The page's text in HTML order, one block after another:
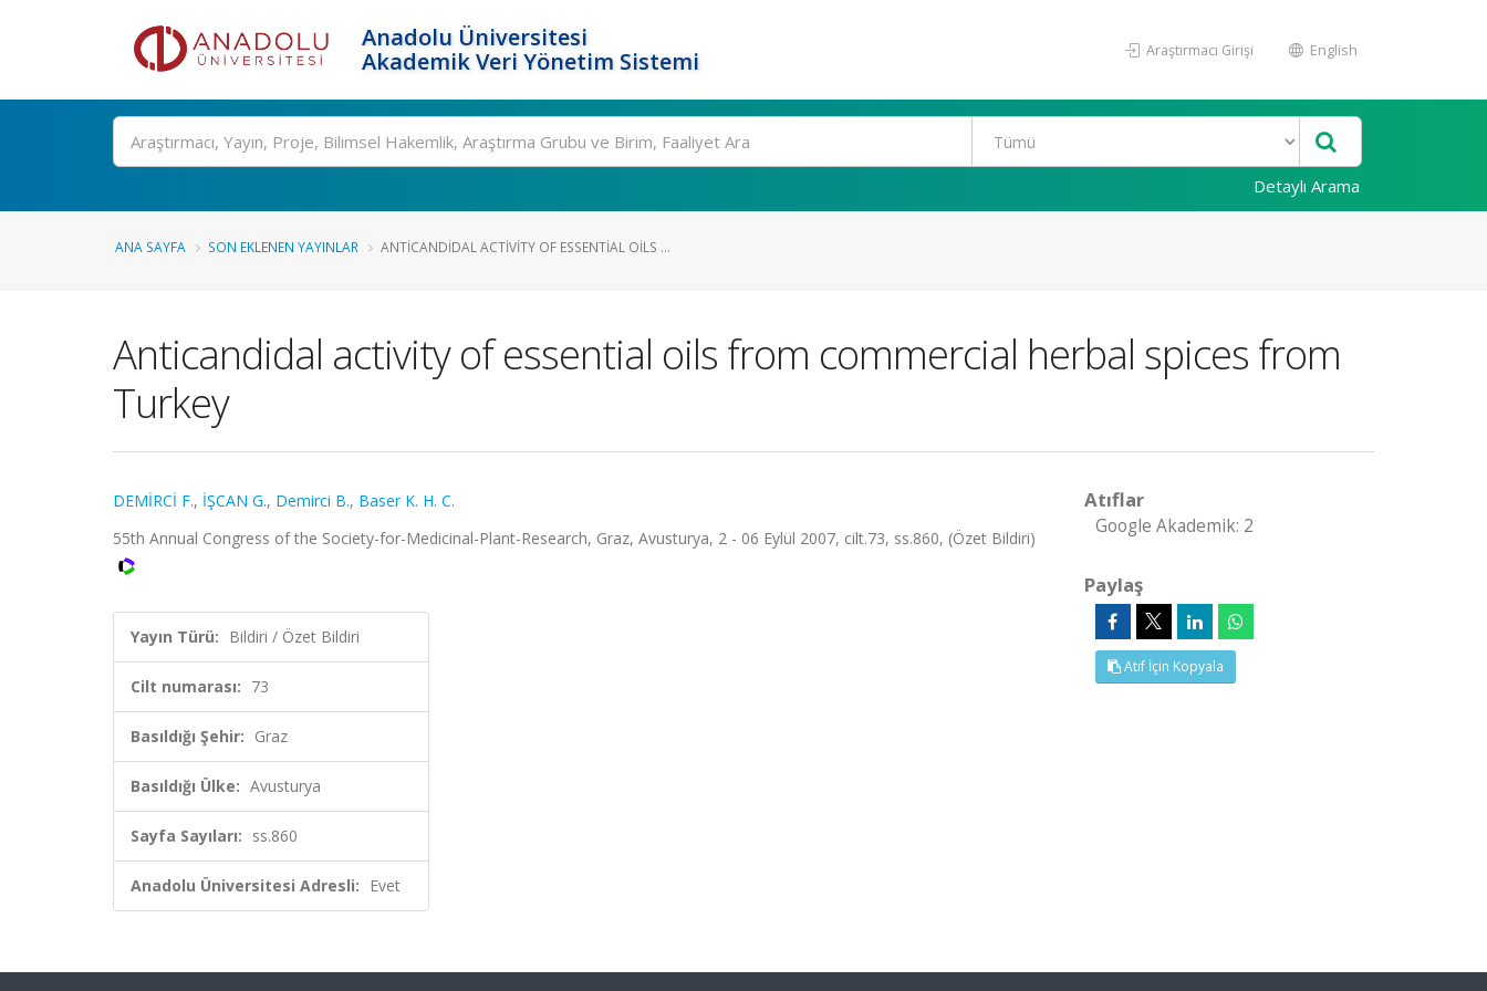
Anadolu Üniversitesi
Akademik Veri Yönetim Sistemi
Araştırmacı Girişi English
Ara
Detaylı Arama
ANA SAYFA SON EKLENEN YAYINLAR ANTICANDIDAL ACTIVITY OF ESSENTIAL OILS ...
Anticandidal activity of essential oils from commercial herbal spices from
Turkey
DEMİRCİ F., İŞCAN G., Demirci B., Baser K. H. C.
55th Annual Congress of the Society-for-Medicinal-Plant-Research, Graz, Avusturya, 2 - 06 Eylül 2007, cilt.73, ss.860, (Özet Bildiri)
Yayın Türü: Bildiri / Özet Bildiri
Cilt numarası: 73
Basıldığı Şehir: Graz
Basıldığı Ülke: Avusturya
Sayfa Sayıları: ss.860
Anadolu Üniversitesi Adresli: Evet
Atıflar
Google Akademik: 2
Paylaş
Atıf İçin Kopyala